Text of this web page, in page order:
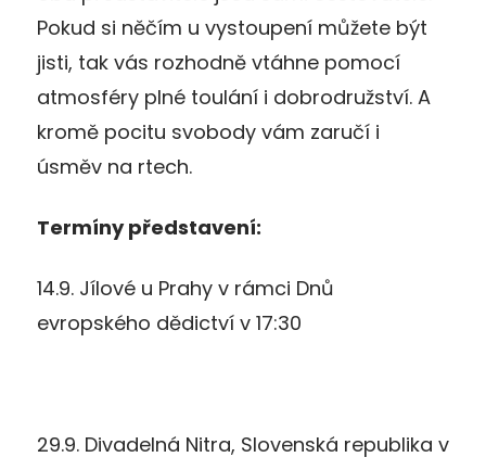
Pokud si něčím u vystoupení můžete být
jisti, tak vás rozhodně vtáhne pomocí
atmosféry plné toulání i dobrodružství. A
kromě pocitu svobody vám zaručí i
úsměv na rtech.
Termíny představení:
14.9. Jílové u Prahy v rámci Dnů
evropského dědictví v 17:30
29.9. Divadelná Nitra, Slovenská republika v